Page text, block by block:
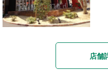
店舗